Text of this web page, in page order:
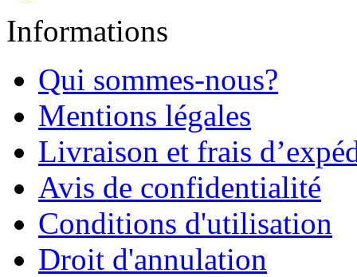
Informations
Qui sommes-nous?
Mentions légales
Livraison et frais
Avis de confidentialité
Conditions d'utilisation
Droit d'annulation